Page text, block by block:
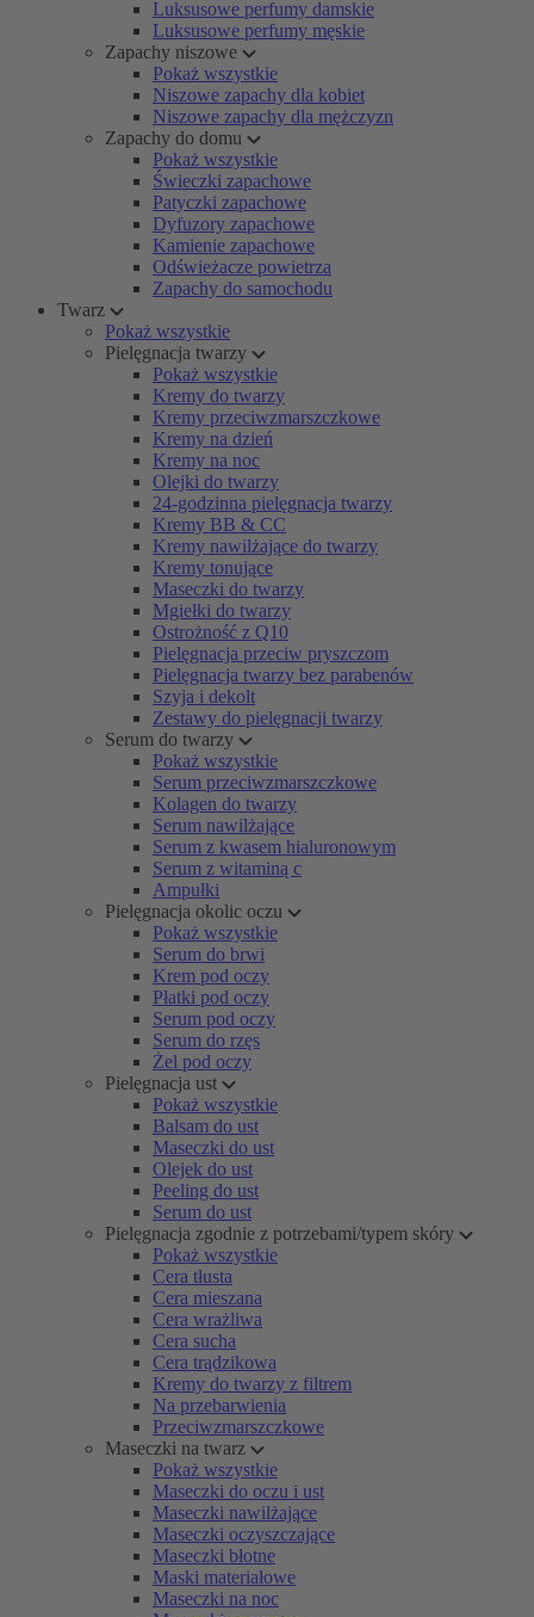
Luksusowe perfumy damskie
Luksusowe perfumy męskie
Zapachy niszowe
Pokaż wszystkie
Niszowe zapachy dla kobiet
Niszowe zapachy dla mężczyzn
Zapachy do domu
Pokaż wszystkie
Świeczki zapachowe
Patyczki zapachowe
Dyfuzory zapachowe
Kamienie zapachowe
Odświeżacze powietrza
Zapachy do samochodu
Twarz
Pokaż wszystkie
Pielęgnacja twarzy
Pokaż wszystkie
Kremy do twarzy
Kremy przeciwzmarszczkowe
Kremy na dzień
Kremy na noc
Olejki do twarzy
24-godzinna pielęgnacja twarzy
Kremy BB & CC
Kremy nawilżające do twarzy
Kremy tonujące
Maseczki do twarzy
Mgiełki do twarzy
Ostrożność z Q10
Pielęgnacja przeciw pryszczom
Pielęgnacja twarzy bez parabenów
Szyja i dekolt
Zestawy do pielęgnacji twarzy
Serum do twarzy
Pokaż wszystkie
Serum przeciwzmarszczkowe
Kolagen do twarzy
Serum nawilżające
Serum z kwasem hialuronowym
Serum z witaminą c
Ampułki
Pielęgnacja okolic oczu
Pokaż wszystkie
Serum do brwi
Krem pod oczy
Płatki pod oczy
Serum pod oczy
Serum do rzęs
Żel pod oczy
Pielęgnacja ust
Pokaż wszystkie
Balsam do ust
Maseczki do ust
Olejek do ust
Peeling do ust
Serum do ust
Pielęgnacja zgodnie z potrzebami/typem skóry
Pokaż wszystkie
Cera tłusta
Cera mieszana
Cera wrażliwa
Cera sucha
Cera trądzikowa
Kremy do twarzy z filtrem
Na przebarwienia
Przeciwzmarszczkowe
Maseczki na twarz
Pokaż wszystkie
Maseczki do oczu i ust
Maseczki nawilżające
Maseczki oczyszczające
Maseczki błotne
Maski materiałowe
Maseczki na noc